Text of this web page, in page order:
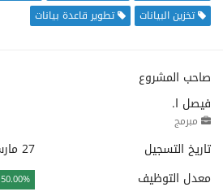
تخزين البيانات
تطوير قاعدة بيانات
صاحب المشروع
فيصل ا.
مبرمج
تاريخ التسجيل
27 مارس 2025
معدل التوظيف
50.00%